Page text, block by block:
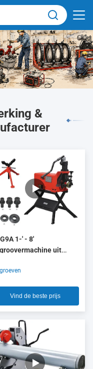
&
1-' - 8'
uit
voor gemakkelijke
Vind de beste prijs